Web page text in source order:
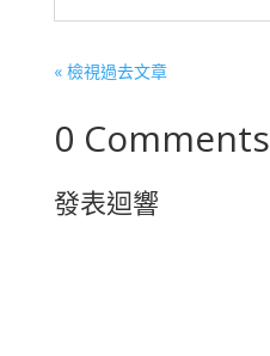
« 檢視過去文章
0 Comments
發表迴響